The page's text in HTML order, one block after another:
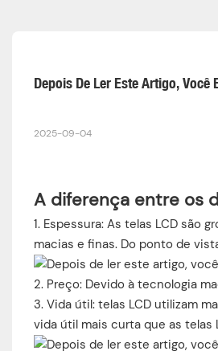
Depois De Ler Este Artigo, Você
2025-09-04
A diferença entre os
1. Espessura: As telas LCD são
macias e finas. Do ponto de
2. Preço: Devido à tecnologia
3. Vida útil: telas LCD utilizam
vida útil mais curta que as telas